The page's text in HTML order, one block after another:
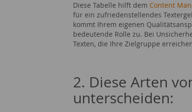
Diese Tabelle hilft dem Content
für ein zufriedenstellendes
kommt Ihrem eigenen
bedeutende Rolle zu. Bei
Texten, die Ihre Zielgruppe
2. Diese Arten
unterscheiden: